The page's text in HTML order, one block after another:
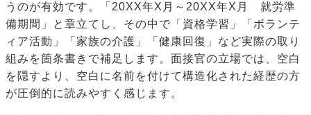
うのが有効です。「20XX年X月～20XX年X月 就労準
備期間」と章立てし、その中で「資格学習」「ボランテ
ィア活動」「家族の介護」「健康回復」など実際の取り
組みを箇条書きで補足します。面接官の立場では、空白
を隠すより、空白に名前を付けて構造化された経歴の方
が圧倒的に読みやすく感じます。